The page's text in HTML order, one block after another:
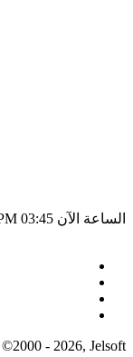
الساعة الآن 03:45 PM
- 2026, Jelsoft